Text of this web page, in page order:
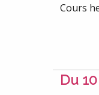
Cours
Du